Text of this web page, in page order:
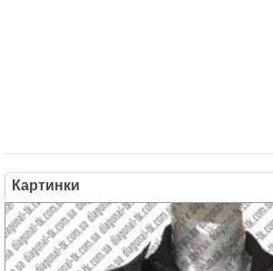
Картинки